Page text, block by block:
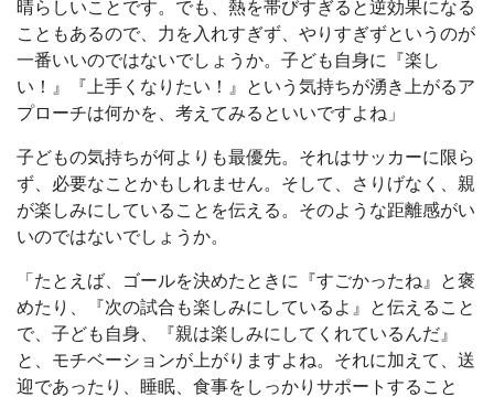
晴らしいことです。でも、熱を帯びすぎると逆効果になる
こともあるので、力を入れすぎず、やりすぎずというのが
一番いいのではないでしょうか。子ども自身に『楽し
い！』『上手くなりたい！』という気持ちが湧き上がるア
プローチは何かを、考えてみるといいですよね」
子どもの気持ちが何よりも最優先。それはサッカーに限ら
ず、必要なことかもしれません。そして、さりげなく、親
が楽しみにしていることを伝える。そのような距離感がい
いのではないでしょうか。
「たとえば、ゴールを決めたときに『すごかったね』と褒
めたり、『次の試合も楽しみにしているよ』と伝えること
で、子ども自身、『親は楽しみにしてくれているんだ』
と、モチベーションが上がりますよね。それに加えて、送
迎であったり、睡眠、食事をしっかりサポートすること